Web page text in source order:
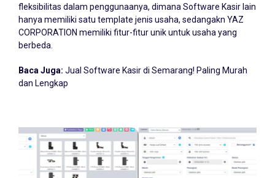
fleksibilitas dalam penggunaanya, dimana Software Kasir lain
hanya memiliki satu template jenis usaha, sedangakn YAZ
CORPORATION memiliki fitur-fitur unik untuk usaha yang
berbeda.
Baca Juga: Jual Software Kasir di Semarang! Paling Murah
dan Lengkap